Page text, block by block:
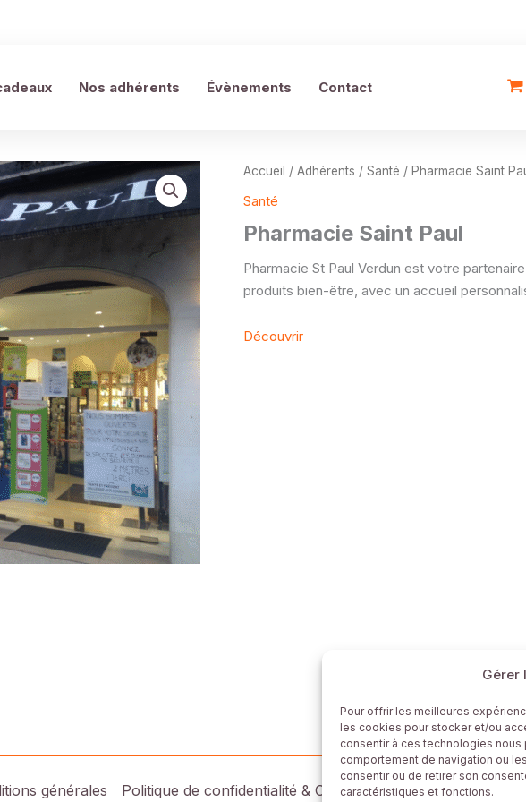
Gérer
Pour offrir les meilleures
les cookies pour stocker et/ou
consentir à ces technologies
comportement de navigation ou
consentir ou de retirer son
caractéristiques et fonctions.
Nos adhérents Évènements Contact
Accueil / Adhérents / Santé / Pharmacie Saint
Santé
Pharmacie Saint Paul
Pharmacie St Paul Verdun est votre
produits bien-être, avec un accueil
Découvrir
générales Politique de confidentialité & Cookies Commerces